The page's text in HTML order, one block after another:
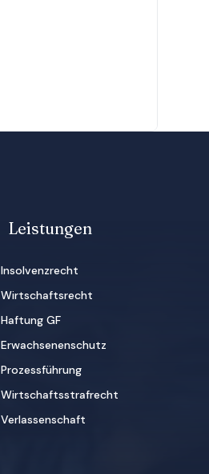
Leistungen
Insolvenzrecht
Wirtschaftsrecht
Haftung GF
Erwachsenenschutz
Prozessführung
Wirtschaftsstrafrecht
Verlassenschaft